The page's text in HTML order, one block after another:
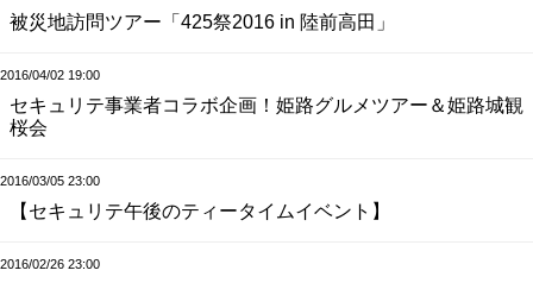
被災地訪問ツアー「425祭2016 in 陸前高田」
2016/04/02 19:00
セキュリテ事業者コラボ企画！姫路グルメツアー＆姫路城観
桜会
2016/03/05 23:00
【セキュリテ午後のティータイムイベント】
2016/02/26 23:00